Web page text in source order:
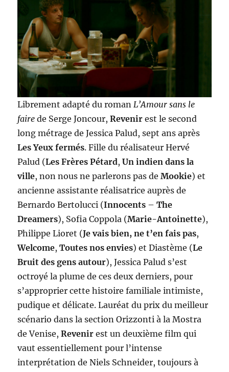
Librement adapté du roman L’Amour sans le
faire de Serge Joncour,Revenir est le second
long métrage de Jessica Palud, sept ans après
Les Yeux fermés. Fille du réalisateur Hervé
Palud (Les Frères Pétard,Un indien dans la
ville, non nous ne parlerons pas deMookie) et
ancienne assistante réalisatrice auprès de
Bernardo Bertolucci (Innocents –The
Dreamers), Sofia Coppola (Marie-Antoinette),
Philippe Lioret (Je vais bien, ne t’en fais pas,
Welcome,Toutes nos envies) et Diastème (Le
Bruit des gens autour), Jessica Palud s’est
octroyé la plume de ces deux derniers, pour
s’approprier cette histoire familiale intimiste,
pudique et délicate. Lauréat du prix du meilleur
scénario dans la section Orizzonti à la Mostra
de Venise,Revenir est un deuxième film qui
vaut essentiellement pour l’intense
interprétation de Niels Schneider, toujours à